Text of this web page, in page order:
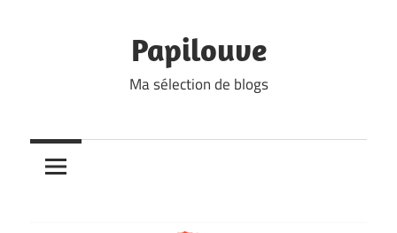
Papilouve
Ma sélection de blogs